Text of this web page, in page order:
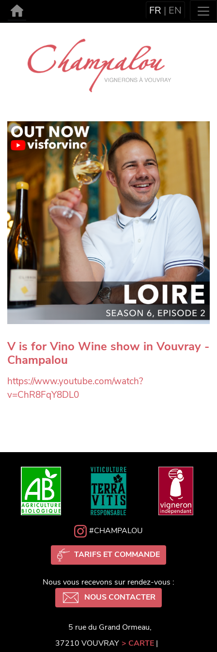
FR | EN
V is for Vino Wine show in Vouvray -
Champalou
https://www.youtube.com/watch?
v=ChR8FqY8DL0
#CHAMPALOU
TARIFS ET COMMANDE
Nous vous recevons sur rendez-vous :
NOUS CONTACTER
5 rue du Grand Ormeau,
37210 VOUVRAY > CARTE|